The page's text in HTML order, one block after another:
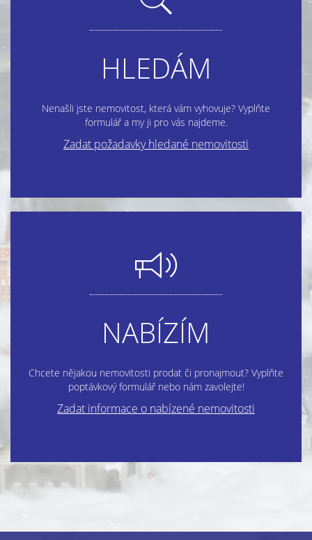
HLEDÁM
Nenašli jste nemovitost, která vám vyhovuje? Vyplňte
formulář a my ji pro vás najdeme.
Zadat požadavky hledané nemovitosti
NABÍZÍM
Chcete nějakou nemovitosti prodat či pronajmout? Vyplňte
poptávkový formulář nebo nám zavolejte!
Zadat informace o nabízené nemovitosti